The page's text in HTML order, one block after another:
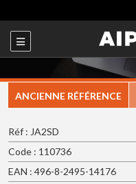
ANCIENNE RÉFÉRENCE
Réf : JA2SD
Code : 110736
EAN : 496-8-2495-14176